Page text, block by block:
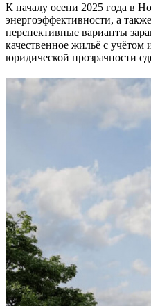
К началу осени 2025 года в
энергоэффективности, а
перспективные варианты
качественное жильё с
юридической прозрачности